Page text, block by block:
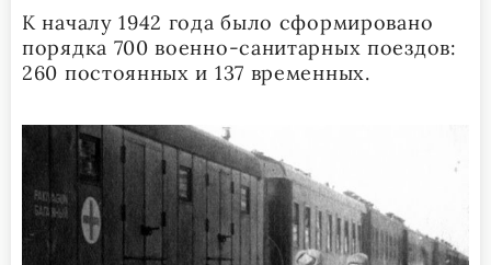
К началу 1942 года было сформировано
порядка 700 военно-санитарных поездов:
260 постоянных и 137 временных.